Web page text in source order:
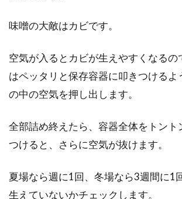
味噌の大敵はカビです。
空気が入るとカビが生えやすくなるの
はペッタリと保存容器に叩きつけるよ
の中の空気を押し出します。
全部詰め終えたら、容器全体をトント
つけると、さらに空気が抜けます。
夏場なら週に1回、冬場なら3週間に1
生えていないかチェックします。